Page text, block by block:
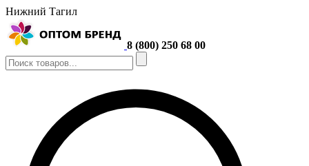
Нижний Тагил
8 (800) 250 68 00